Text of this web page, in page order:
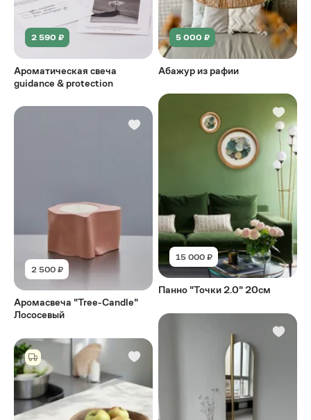
2 590 ₽
Ароматическая свеча
guidance & protection
2 500 ₽
Аромасвеча "Tree-Candle"
Лососевый
5 000 ₽
Абажур из рафии
15 000 ₽
Панно "Точки 2.0" 20см